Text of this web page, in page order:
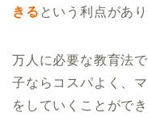
きる という利点があり
万人に必要な教育法
子ならコスパよく、
をしていくことができ